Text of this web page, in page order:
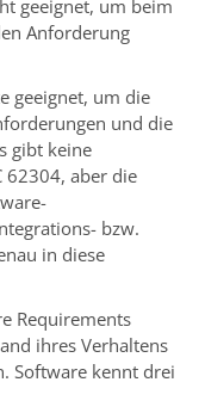
geeignet, um beim
Anforderung
geeignet, um die
und die
gibt keine
62304, aber die
bzw.
in diese
Requirements
ihres Verhaltens
Software kennt drei